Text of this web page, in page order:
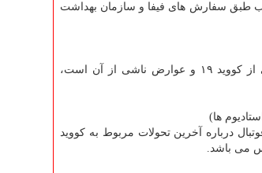
طبق سفارش های فیفا و سازمان بهداشت
در این مرحله پررنگ کردن راهنمایی هایی که با هدف پیشگیری از شیوع و یا عفونت مجدد ناشی از کووید ۱۹ و عوارض ناشی از آن است،
درباره آخرین تحولات مربوط به کووید